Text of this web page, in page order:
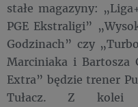
stałe magazyny:
PGE Ekstraligi”
Godzinach” czy
Marciniaka i Bartosza
Extra” będzie trener
Tułacz. Z kolei